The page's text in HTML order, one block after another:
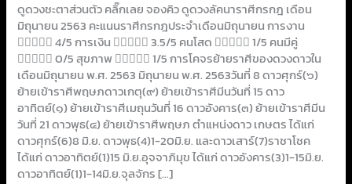
ดูดวงชะตาส่วนตัว คลิ๊กเลย จองคิว ดูดวงลัคนาราศีกรกฎ เดือน
มิถุนายน 2563 คะแนนราศีกรกฎประจำเดือนมิถุนายน การงาน
 4/5 การเงิน  3.5/5 คนโสด  1/5 คนมีคู่
 0/5 สุขภาพ  1/5 การโคจรย้ายราศีของดวงดาวใน
เดือนมิถุนายน พ.ศ. 2563 มิถุนายน พ.ศ. 2563วันที่ 8 ดาวศุกร์(๖)
ย้ายเข้าราศีพฤษภดาวเกตุ(๙) ย้ายเข้าราศีมีนวันที่ 15 ดาว
อาทิตย์(๑) ย้ายเข้าราศีเมถุนวันที่ 16 ดาวอังคาร(๓) ย้ายเข้าราศีมีน
วันที่ 21 ดาวพุธ(๔) ย้ายเข้าราศีพฤษภ ตำแหน่งดาว เกษตร ได้แก่
ดาวศุกร์(6)8 มิ.ย. ดาวพุธ(4)1-20มิ.ย. และดาวเสาร์(7)ราชาโชค
ได้แก่ ดาวอาทิตย์(1)15 มิ.ย.อุจจาภิมุข ได้แก่ ดาวอังคาร(3)1-15มิ.ย.
ดาวอาทิตย์(1)1-14มิ.ย.จุลจักร […]
มิถุนายน2563